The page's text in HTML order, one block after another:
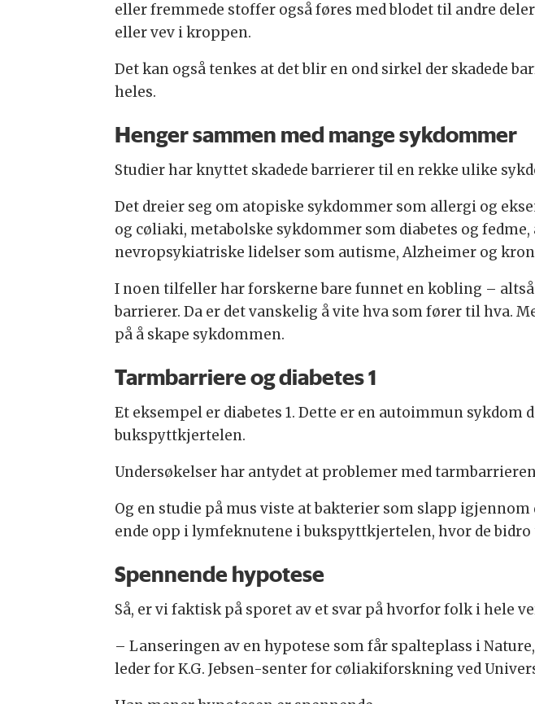
eller fremmede stoffer også føres med blodet til andre
eller vev i kroppen.
Det kan også tenkes at det blir en ond sirkel der skadede
heles.
Henger sammen med mange sykdommer
Studier har knyttet skadede barrierer til en rekke ulike
Det dreier seg om atopiske sykdommer som allergi og
og cøliaki, metabolske sykdommer som diabetes og
nevropsykiatriske lidelser som autisme, Alzheimer og
I noen tilfeller har forskerne bare funnet en kobling –
barrierer. Da er det vanskelig å vite hva som fører til hva.
på å skape sykdommen.
Tarmbarriere og diabetes 1
Et eksempel er diabetes 1. Dette er en autoimmun
bukspyttkjertelen.
Undersøkelser har antydet at problemer med
Og en studie på mus viste at bakterier som slapp
ende opp i lymfeknutene i bukspyttkjertelen, hvor de
Spennende hypotese
Så, er vi faktisk på sporet av et svar på hvorfor folk i hele
– Lanseringen av en hypotese som får spalteplass i
leder for K.G. Jebsen-senter for cøliakiforskning ved